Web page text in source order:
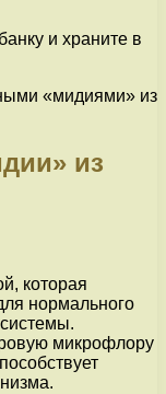
и храните в
«мидиями» из
из
которая
нормального
микрофлору